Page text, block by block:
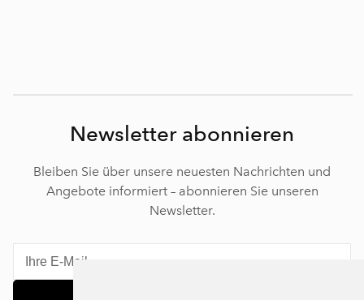
Newsletter abonnieren
Bleiben Sie über unsere neuesten Nachrichten und
Angebote informiert – abonnieren Sie unseren
Newsletter.